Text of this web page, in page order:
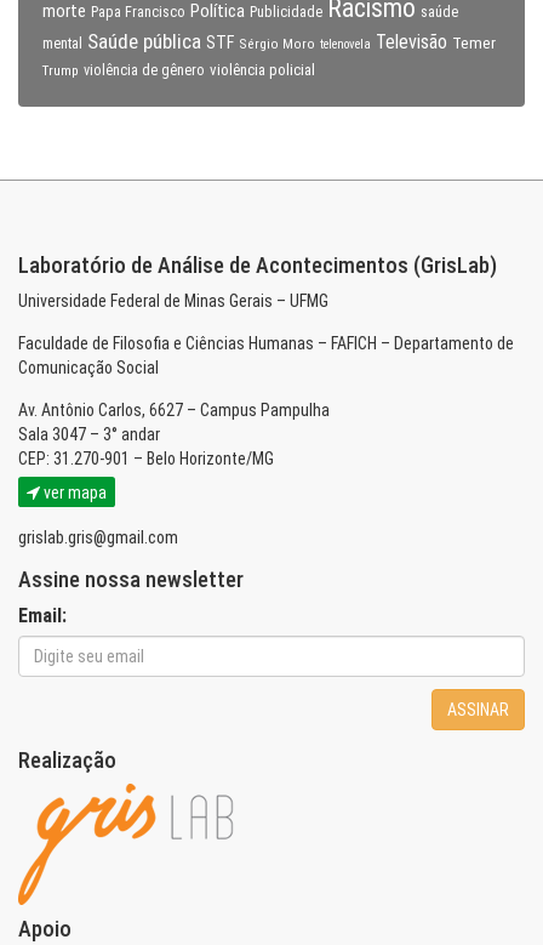
morte Papa Francisco Política Publicidade Racismo saúde
mental
Saúde pública STF Sérgio Moro telenovela Televisão Temer
Trump violência de gênero violência policial
Laboratório de Análise de Acontecimentos (GrisLab)
Universidade Federal de Minas Gerais – UFMG
Faculdade de Filosofia e Ciências Humanas – FAFICH – Departamento de
Comunicação Social
Av. Antônio Carlos, 6627 – Campus Pampulha
Sala 3047 – 3° andar
CEP: 31.270-901 – Belo Horizonte/MG
ver mapa
grislab.gris@gmail.com
Assine nossa newsletter
Email:
ASSINAR
Realização
Apoio